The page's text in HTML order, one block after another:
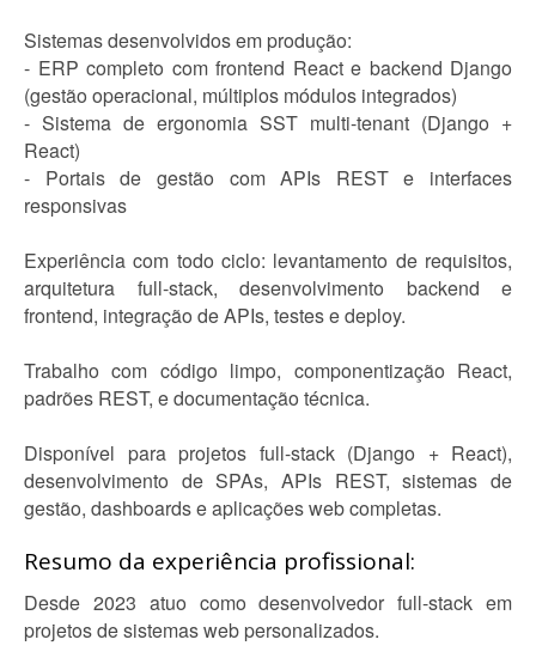
Sistemas desenvolvidos em produção:
- ERP completo com frontend React e backend Django
(gestão operacional, múltiplos módulos integrados)
- Sistema de ergonomia SST multi-tenant (Django +
React)
- Portais de gestão com APIs REST e interfaces
responsivas
Experiência com todo ciclo: levantamento de requisitos,
arquitetura full-stack, desenvolvimento backend e
frontend, integração de APIs, testes e deploy.
Trabalho com código limpo, componentização React,
padrões REST, e documentação técnica.
Disponível para projetos full-stack (Django + React),
desenvolvimento de SPAs, APIs REST, sistemas de
gestão, dashboards e aplicações web completas.
Resumo da experiência profissional:
Desde 2023 atuo como desenvolvedor full-stack em
projetos de sistemas web personalizados.